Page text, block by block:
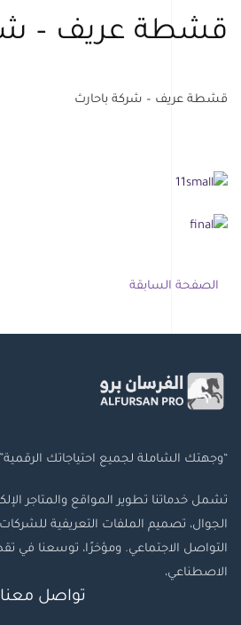
قشطة عريف –
قشطة عريف – شركة باحارث
الصفحة السابقة
“وجهتك الشاملة لجميع احتياجاتك الرقمية”
تشمل خدماتنا تطوير المواقع والمتاجر
الجوال، تصميم الملفات التعريفية
التواصل الاجتماعي. ومؤخرًا، توسعنا في
الاصطناعي،
تواصل معنا